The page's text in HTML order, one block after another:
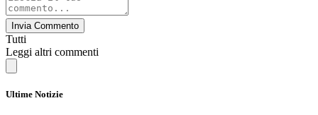
Invia Commento
Tutti
Leggi altri commenti
Ultime Notizie